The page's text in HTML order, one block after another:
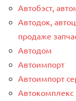
Автобэст,
Автодок,
продаже
Автодом
Автоимпорт
Автоимпорт
Автокомплекс